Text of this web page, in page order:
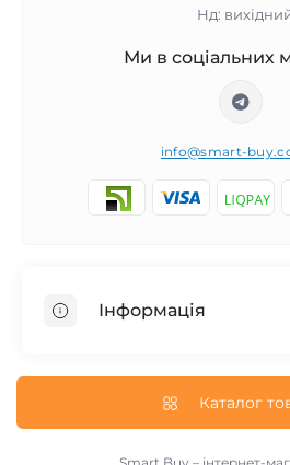
Нд:
Ми в соціальних
info@smart-
Інформація
Про нас
Каталог